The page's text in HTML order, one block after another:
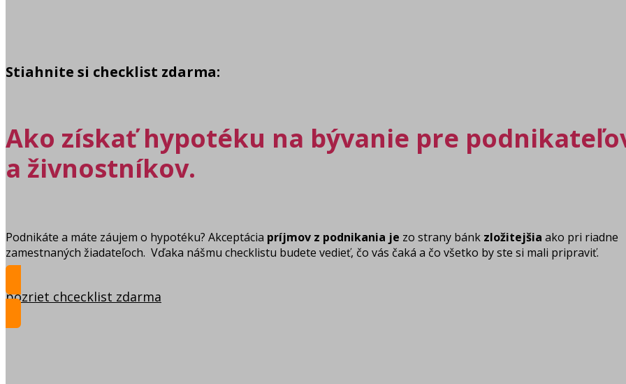
Stiahnite si checklist zdarma:
Ako získať hypotéku na bývanie pre
a živnostníkov.
Podnikáte a máte záujem o hypotéku? Akceptácia príjmov z podnikania je zo strany bánk zložitejšia ako pri riadne
zamestnaných žiadateľoch. Vďaka nášmu checklistu budete vedieť, čo vás čaká a čo všetko by ste si mali pripraviť.
pozriet chcecklist zdarma